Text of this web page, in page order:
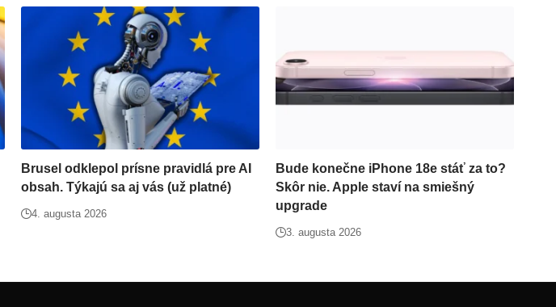
Brusel odklepol prísne pravidlá pre AI
obsah. Týkajú sa aj vás (už platné)
4. augusta 2026
Bude konečne iPhone 18e stáť za to?
Skôr nie. Apple staví na smiešný
upgrade
3. augusta 2026